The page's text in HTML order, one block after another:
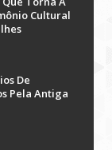
Cultural
De
Pela Antiga